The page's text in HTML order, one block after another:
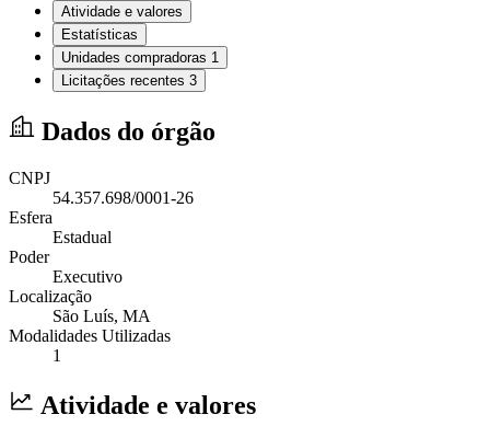
Atividade e valores
Estatísticas
Unidades compradoras 1
Licitações recentes 3
Dados do órgão
CNPJ
54.357.698/0001-26
Esfera
Estadual
Poder
Executivo
Localização
São Luís, MA
Modalidades Utilizadas
1
Atividade e valores